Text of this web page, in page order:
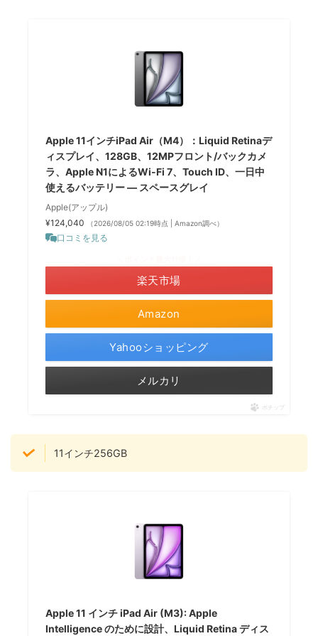
Apple 11インチiPad Air（M4）：Liquid Retinaデ
ィスプレイ、128GB、12MPフロント/バックカメ
ラ、Apple N1によるWi-Fi 7、Touch ID、一日中
使えるバッテリー — スペースグレイ
Apple(アップル)
¥124,040
（2026/08/05 02:19時点 | Amazon調べ）
口コミを見る
Amazon
楽天市場
Yahooショッピング
メルカリ
ポチップ
11インチ256GB
Apple 11 インチ iPad Air (M3): Apple
Intelligence のために設計、Liquid Retina ディス